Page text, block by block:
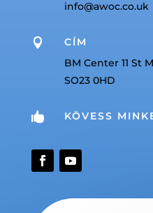
info@awoc.co.uk

CÍM
BM Center 11 St
SO23 0HD
 KÖVESS